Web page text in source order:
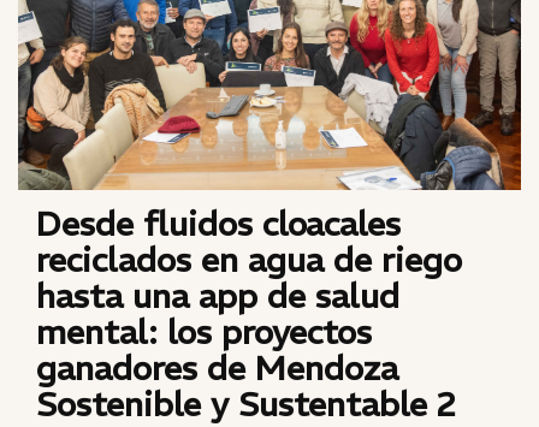
Desde fluidos cloacales
reciclados en agua de riego
hasta una app de salud
mental: los proyectos
ganadores de Mendoza
Sostenible y Sustentable 2